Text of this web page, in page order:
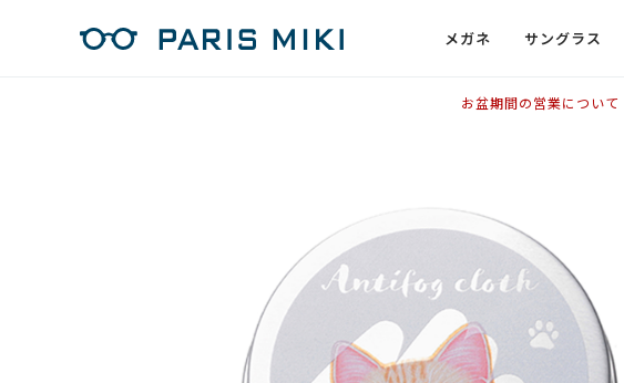
メガネ サングラス
お盆期間の営業につい